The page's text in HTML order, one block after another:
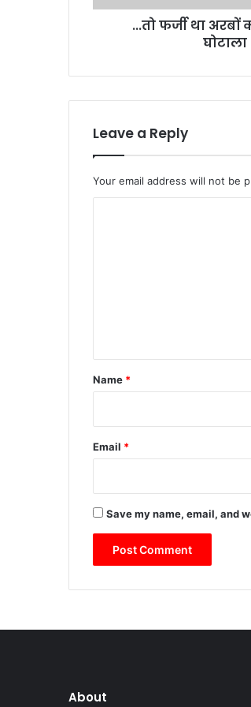
...तो फर्जी था
घोटाला
Leave a Reply
Your email address will not be
*
Name *
Email *
Save my name, email, and
About